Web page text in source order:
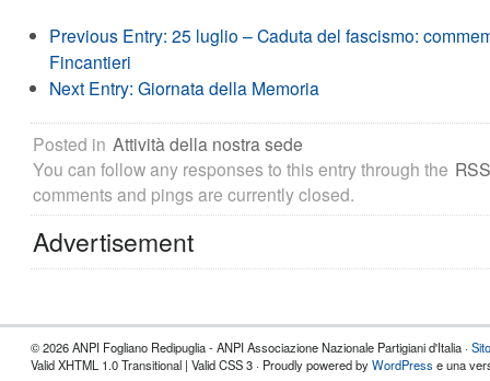
Previous Entry: 25 luglio – Caduta del fascismo:
Fincantieri
Next Entry: Giornata della Memoria
Posted in Attività della nostra sede
You can follow any responses to this entry through the
comments and pings are currently closed.
Advertisement
© 2026 ANPI Fogliano Redipuglia - ANPI Associazione Nazionale Partigiani d'Italia ·
Valid XHTML 1.0 Transitional | Valid CSS 3 · Proudly powered byWordPress e una